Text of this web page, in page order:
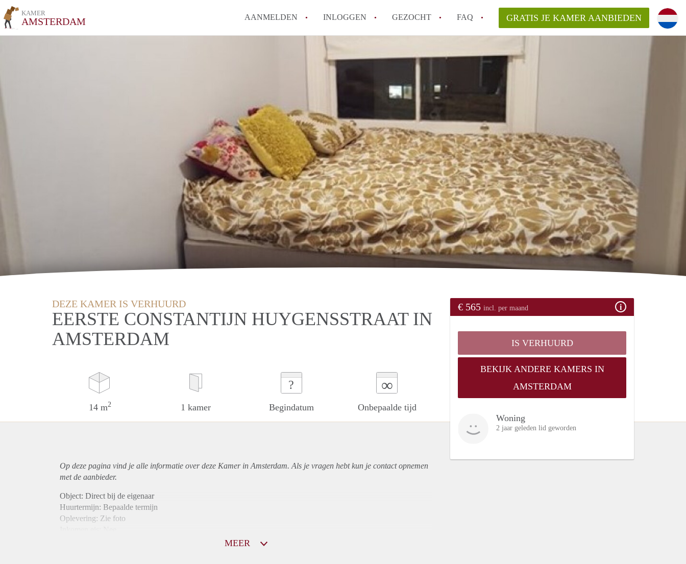
KAMER
AMSTERDAM AANMELDEN INLOGGEN GEZOCHT FAQ
Wat is het puntensysteem voor een onzelfstandige woonruimte (kamer) in
Wat zijn de opzegtermijnen bij een kamer in Amsterdam?
Wat zijn de populairste zoektermen voor een kamer in Amsterdam en wat
betekent dit voor jou als zoeker?
Wat is een studentenkamer in Amsterdam?
Waarom geen bemiddelingskosten voor de huurder?
Alle veelgestelde vragen
GRATIS JE KAMER AANBIEDEN
DEZE KAMER IS VERHUURD
EERSTE CONSTANTIJN HUYGENSSTRAAT IN
AMSTERDAM
14 m2 1 kamer
?
Begindatum
∞
Onbepaalde tijd
€ 565 incl. per maand
IS VERHUURD
BEKIJK ANDERE KAMERS IN
AMSTERDAM
Woning
2 jaar geleden lid geworden
Op deze pagina vind je alle informatie over deze Kamer in Amsterdam. Als je vragen hebt kun je contact opnemen
met de aanbieder.
Object: Direct bij de eigenaar
Huurtermijn: Bepaalde termijn
Oplevering: Zie foto
MEER